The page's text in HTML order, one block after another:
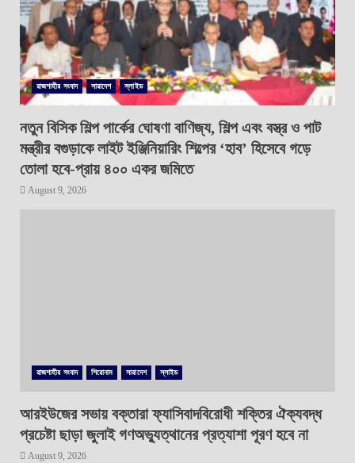
রাজশাহীর সংবাদ সারাদেশ স্লাইড
নতুন বিসিক শিল্প পার্কের ঘোষণা বাণিজ্য, শিল্প এবং বস্ত্র ও পাট
মন্ত্রীর বগুড়াকে লাইট ইঞ্জিনিয়ারিং শিল্পের ‘হাব’ হিসেবে গড়ে
তোলা হবে-প্রায় ৪০০ একর জমিতে
August 9, 2026
রাজশাহীর সংবাদ শিরোনাম সারাদেশ স্লাইড
আরইউজের সভায় বক্তারা ফ্যাসিবাদবিরোধী শক্তির ঐক্যবদ্ধ
প্রচেষ্টা ছাড়া জুলাই গণঅভ্যুত্থানের প্রত্যাশা পূরণ হবে না
August 9, 2026